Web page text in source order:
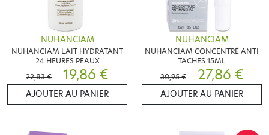
NUHANCIAM
NUHANCIAM LAIT HYDRATANT
24 HEURES PEAUX
DESHYDRATÉES 500ML
22,83 € 19,86 €
AJOUTER AU PANIER
NUHANCIAM
NUHANCIAM CONCENTRÉ ANTI
TACHES 15ML
30,95 €
27,86 €
AJOUTER AU PANIER